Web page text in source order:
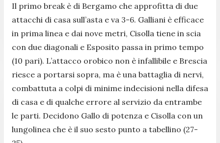
Il primo break è di Bergamo che approfitta di due
attacchi di casa sull’asta e va 3-6. Galliani è efficace
in prima linea e dai nove metri, Cisolla tiene in scia
con due diagonali e Esposito passa in primo tempo
(10 pari). L’attacco orobico non è infallibile e Brescia
riesce a portarsi sopra, ma è una battaglia di nervi,
combattuta a colpi di minime indecisioni nella difesa
di casa e di qualche errore al servizio da entrambe
le parti. Decidono Gallo di potenza e Cisolla con un
lungolinea che è il suo sesto punto a tabellino (27-